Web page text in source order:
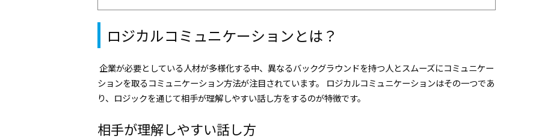
ロジカルコミュニケーションとは？
企業が必要としている人材が多様化する中、異なるバックグラウンドを持つ人とスムーズにコミュニケー
ションを取るコミュニケーション方法が注目されています。 ロジカルコミュニケーションはその一つであ
り、ロジックを通じて相手が理解しやすい話し方をするのが特徴です。
相手が理解しやすい話し方